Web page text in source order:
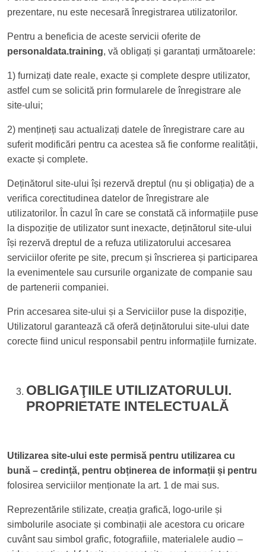
prezentare, nu este necesară înregistrarea utilizatorilor.
Pentru a beneficia de aceste servicii oferite de
personaldata.training, vă obligați și garantați următoarele:
1) furnizați date reale, exacte și complete despre utilizator,
astfel cum se solicită prin formularele de înregistrare ale
site-ului;
2) mențineți sau actualizați datele de înregistrare care au
suferit modificări pentru ca acestea să fie conforme realității,
exacte și complete.
Deținătorul site-ului își rezervă dreptul (nu și obligația) de a
verifica corectitudinea datelor de înregistrare ale
utilizatorilor. În cazul în care se constată că informațiile puse
la dispoziție de utilizator sunt inexacte, deținătorul site-ului
își rezervă dreptul de a refuza utilizatorului accesarea
serviciilor oferite pe site, precum și înscrierea și participarea
la evenimentele sau cursurile organizate de companie sau
de partenerii companiei.
Prin accesarea site-ului și a Serviciilor puse la dispoziție,
Utilizatorul garantează că oferă deținătorului site-ului date
corecte fiind unicul responsabil pentru informațiile furnizate.
OBLIGAŢIILE UTILIZATORULUI.
PROPRIETATE INTELECTUALĂ
Utilizarea site-ului este permisă pentru utilizarea cu
bună – credință, pentru obținerea de informații și pentru
folosirea serviciilor menționate la art. 1 de mai sus.
Reprezentările stilizate, creația grafică, logo-urile și
simbolurile asociate și combinații ale acestora cu oricare
cuvânt sau simbol grafic, fotografiile, materialele audio –